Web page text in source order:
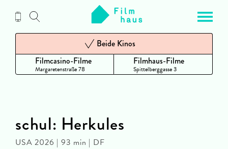
Inhalt
Filmcasino-Filme
Margaretenstraße 78
Beide Kinos
Filmhaus-Filme
Spittelberggasse 3
schul: Herkules
USA 2026 | 93 min | DF